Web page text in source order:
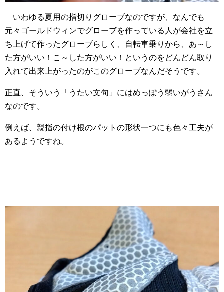
いわゆる夏用の指切りグローブなのですが、なんでも
元々ゴールドウィンでグローブを作っている人が会社を立
ち上げて作ったグローブらしく、自転車乗りから、あ～し
た方がいい！こ～した方がいい！というのをどんどん取り
入れて出来上がったのがこのグローブなんだそうです。
正直、そういう「うたい文句」にはめっぽう弱いがうさん
なのです。
例えば、親指の付け根のパットの形状一つにも色々工夫が
あるようですね。